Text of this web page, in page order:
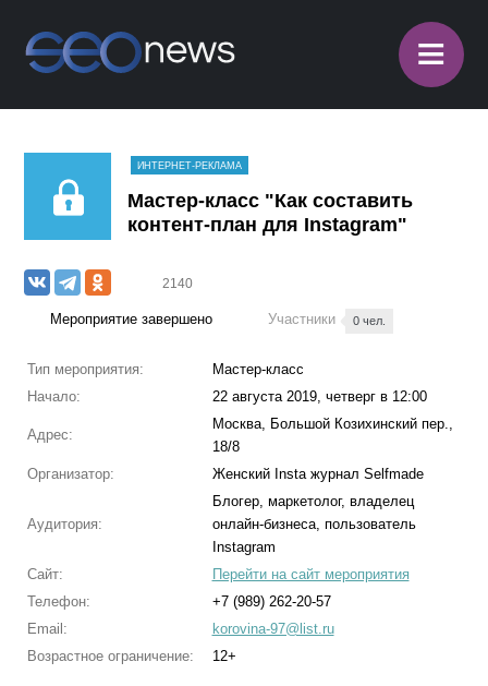
≡
ИНТЕРНЕТ-РЕКЛАМА
Мастер-класс "Как составить
контент-план для Instagram"
2140
Мероприятие завершено Участники 0 чел.
Тип мероприятия:
Мастер-класс
Начало:
22 августа 2019, четверг в 12:00
Адрес:
Москва, Большой Козихинский пер.,
18/8
Организатор:
Женский Insta журнал Selfmade
Аудитория:
Блогер, маркетолог, владелец
онлайн-бизнеса, пользователь
Instagram
Сайт:
Перейти на сайт мероприятия
Телефон:
+7 (989) 262-20-57
Email:
korovina-97@list.ru
Возрастное ограничение:
12+